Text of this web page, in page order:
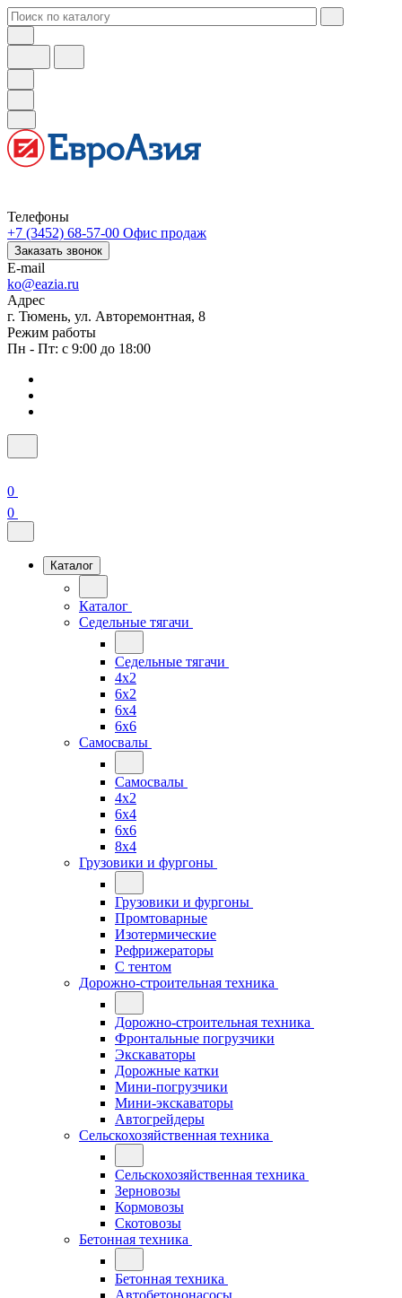
Телефоны
+7 (3452) 68-57-00 Офис продаж
Заказать звонок
E-mail
ko@eazia.ru
Адрес
г. Тюмень, ул. Авторемонтная, 8
Режим работы
Пн - Пт: с 9:00 до 18:00
0
0
Каталог
Каталог
Седельные тягачи
Седельные тягачи
4x2
6x2
6x4
6x6
Самосвалы
Самосвалы
4x2
6x4
6x6
8x4
Грузовики и фургоны
Грузовики и фургоны
Промтоварные
Изотермические
Рефрижераторы
С тентом
Дорожно-строительная техника
Дорожно-строительная техника
Фронтальные погрузчики
Экскаваторы
Дорожные катки
Мини-погрузчики
Мини-экскаваторы
Автогрейдеры
Сельскохозяйственная техника
Сельскохозяйственная техника
Зерновозы
Кормовозы
Скотовозы
Бетонная техника
Бетонная техника
Автобетононасосы